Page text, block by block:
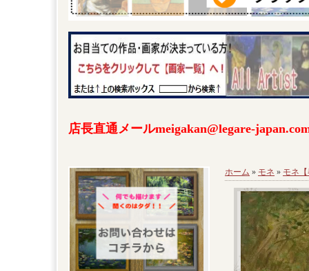
店長直通メールmeigakan@legare-
ホーム » モネ » モネ